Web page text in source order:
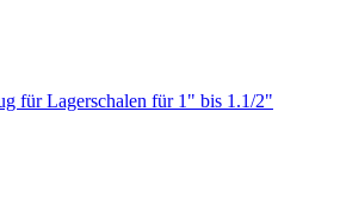
für Lagerschalen für 1" bis 1.1/2"